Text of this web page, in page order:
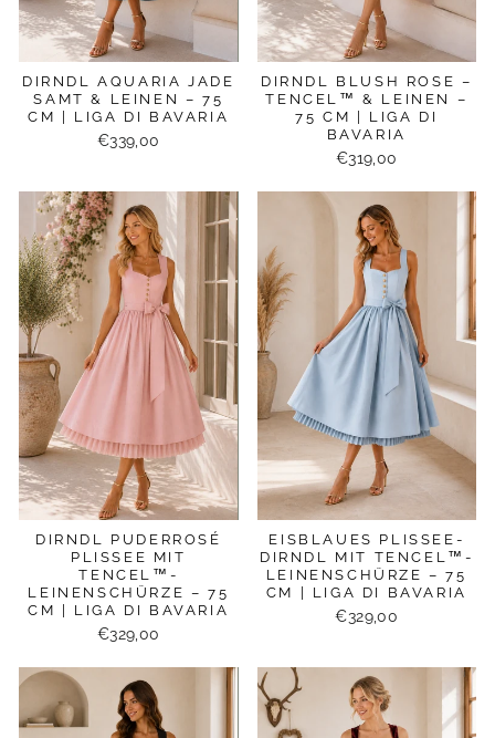
DIRNDL AQUARIA JADE
SAMT & LEINEN – 75
CM | LIGA DI BAVARIA
€339,00
DIRNDL BLUSH ROSE –
TENCEL™ & LEINEN –
75 CM | LIGA DI
BAVARIA
€319,00
DIRNDL PUDERROSÉ
PLISSEE MIT
TENCEL™-
LEINENSCHÜRZE – 75
CM | LIGA DI BAVARIA
€329,00
EISBLAUES PLISSEE-
DIRNDL MIT TENCEL™-
LEINENSCHÜRZE – 75
CM | LIGA DI BAVARIA
€329,00